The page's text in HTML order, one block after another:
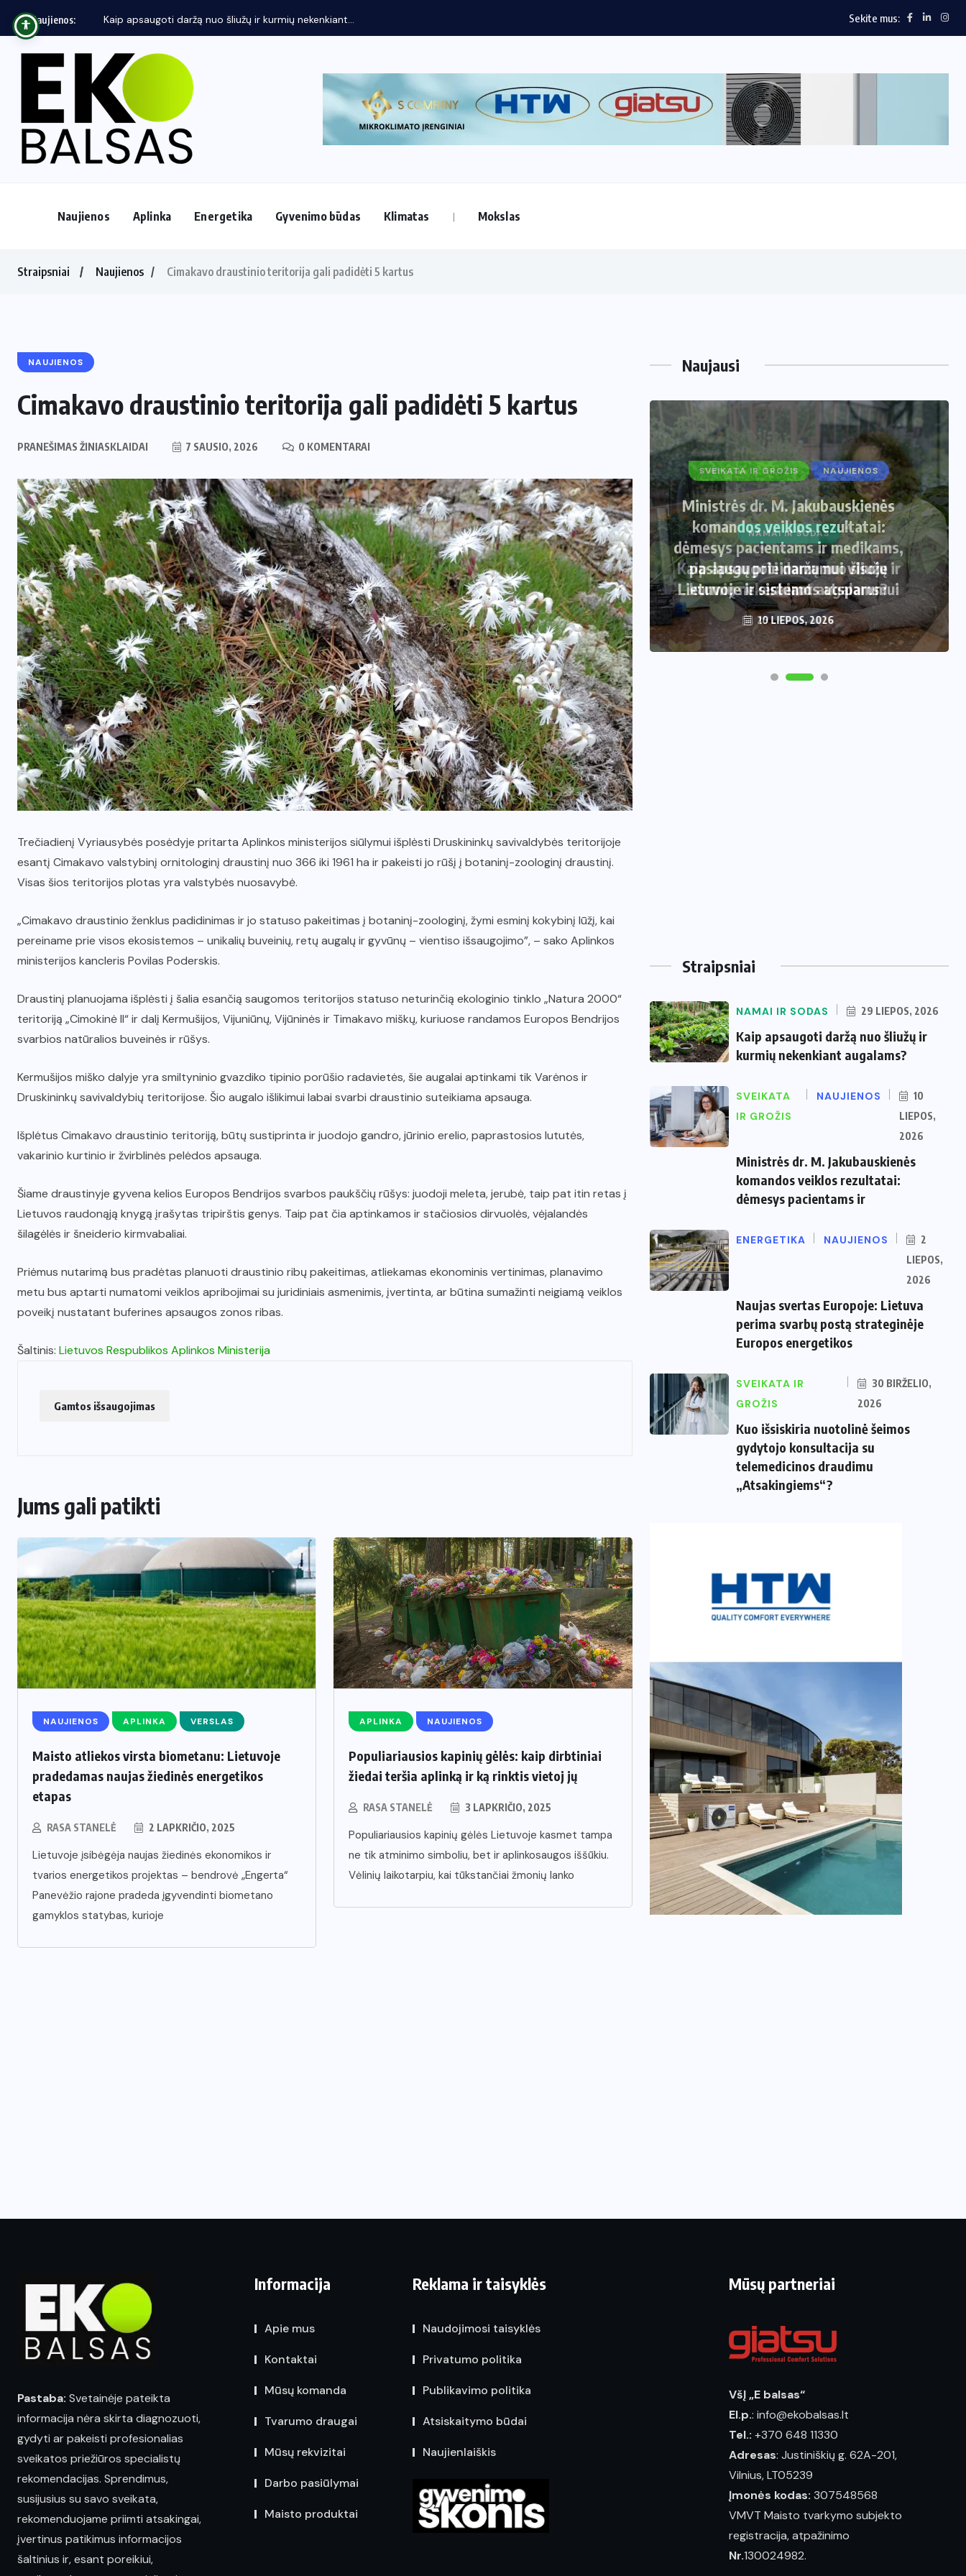
Naujienos: Kaip apsaugoti daržą nuo šliužų ir kurmių nekenkiant... Sekite mus:
Naujienos Aplinka Energetika Gyvenimo būdas Klimatas Mokslas
Straipsniai Naujienos Cimakavo draustinio teritorija gali padidėti 5 kartus
NAUJIENOS
Cimakavo draustinio teritorija gali padidėti 5 kartus
PRANEŠIMAS ŽINIASKLAIDAI 7 SAUSIO, 2026 0 KOMENTARAI
Trečiadienį Vyriausybės posėdyje pritarta Aplinkos ministerijos siūlymui išplėsti Druskininkų savivaldybės teritorijoje
esantį Cimakavo valstybinį ornitologinį draustinį nuo 366 iki 1961 ha ir pakeisti jo rūšį į botaninį-zoologinį draustinį.
Visas šios teritorijos plotas yra valstybės nuosavybė.
„Cimakavo draustinio ženklus padidinimas ir jo statuso pakeitimas į botaninį-zoologinį, žymi esminį kokybinį lūžį, kai
pereiname prie visos ekosistemos – unikalių buveinių, retų augalų ir gyvūnų – vientiso išsaugojimo”, – sako Aplinkos
ministerijos kancleris Povilas Poderskis.
Draustinį planuojama išplėsti į šalia esančią saugomos teritorijos statuso neturinčią ekologinio tinklo „Natura 2000“
teritoriją „Cimokinė II“ ir dalį Kermušijos, Vijuniūnų, Vijūninės ir Timakavo miškų, kuriuose randamos Europos Bendrijos
svarbios natūralios buveinės ir rūšys.
Kermušijos miško dalyje yra smiltyninio gvazdiko tipinio porūšio radavietės, šie augalai aptinkami tik Varėnos ir
Druskininkų savivaldybių teritorijose. Šio augalo išlikimui labai svarbi draustinio suteikiama apsauga.
Išplėtus Cimakavo draustinio teritoriją, būtų sustiprinta ir juodojo gandro, jūrinio erelio, paprastosios lututės,
vakarinio kurtinio ir žvirblinės pelėdos apsauga.
Šiame draustinyje gyvena kelios Europos Bendrijos svarbos paukščių rūšys: juodoji meleta, jerubė, taip pat itin retas į
Lietuvos raudonąją knygą įrašytas tripirštis genys. Taip pat čia aptinkamos ir stačiosios dirvuolės, vėjalandės
šilagėlės ir šneiderio kirmvabaliai.
Priėmus nutarimą bus pradėtas planuoti draustinio ribų pakeitimas, atliekamas ekonominis vertinimas, planavimo
metu bus aptarti numatomi veiklos apribojimai su juridiniais asmenimis, įvertinta, ar būtina sumažinti neigiamą veiklos
poveikį nustatant buferines apsaugos zonos ribas.
Šaltinis: Lietuvos Respublikos Aplinkos Ministerija
Gamtos išsaugojimas
Jums gali patikti
NAUJIENOS APLINKA VERSLAS
Maisto atliekos virsta biometanu: Lietuvoje
pradedamas naujas žiedinės energetikos
etapas
RASA STANELĖ 2 LAPKRIČIO, 2025
Lietuvoje įsibėgėja naujas žiedinės ekonomikos ir
tvarios energetikos projektas – bendrovė „Engerta“
Panevėžio rajone pradeda įgyvendinti biometano
gamyklos statybas, kurioje
APLINKA NAUJIENOS
Populiariausios kapinių gėlės: kaip dirbtiniai
žiedai teršia aplinką ir ką rinktis vietoj jų
RASA STANELĖ 3 LAPKRIČIO, 2025
Populiariausios kapinių gėlės Lietuvoje kasmet tampa
ne tik atminimo simboliu, bet ir aplinkosaugos iššūkiu.
Vėlinių laikotarpiu, kai tūkstančiai žmonių lanko
Naujausi
ENERGETIKA NAUJIENOS
Naujas svertas Europoje: Lietuva
perima svarbų postą strateginėje
Europos energetikos asociacijoje
2 LIEPOS, 2026
NAMAI IR SODAS
Kaip apsaugoti daržą nuo šliužų ir
kurmių nekenkiant augalams?
29 LIEPOS, 2026
SVEIKATA IR GROŽIS NAUJIENOS
Ministrės dr. M. Jakubauskienės
komandos veiklos rezultatai:
dėmesys pacientams ir medikams,
paslaugų prieinamumui visoje
Lietuvoje ir sistemos atsparumui
10 LIEPOS, 2026
Straipsniai
NAMAI IR SODAS 29 LIEPOS, 2026
Kaip apsaugoti daržą nuo šliužų ir
kurmių nekenkiant augalams?
SVEIKATA
IR GROŽIS
NAUJIENOS
10
LIEPOS,
2026
Ministrės dr. M. Jakubauskienės
komandos veiklos rezultatai:
dėmesys pacientams ir
ENERGETIKA NAUJIENOS
2
LIEPOS,
2026
Naujas svertas Europoje: Lietuva
perima svarbų postą strateginėje
Europos energetikos
SVEIKATA IR
GROŽIS
30 BIRŽELIO,
2026
Kuo išsiskiria nuotolinė šeimos
gydytojo konsultacija su
telemedicinos draudimu
„Atsakingiems“?
Pastaba: Svetainėje pateikta
informacija nėra skirta diagnozuoti,
gydyti ar pakeisti profesionalias
sveikatos priežiūros specialistų
rekomendacijas. Sprendimus,
susijusius su savo sveikata,
rekomenduojame priimti atsakingai,
įvertinus patikimus informacijos
šaltinius ir, esant poreikiui,
Informacija
Apie mus
Kontaktai
Mūsų komanda
Tvarumo draugai
Mūsų rekvizitai
Darbo pasiūlymai
Maisto produktai
Reklama ir taisyklės
Naudojimosi taisyklės
Privatumo politika
Publikavimo politika
Atsiskaitymo būdai
Naujienlaiškis
Mūsų partneriai
VšĮ „E balsas“
El.p.: info@ekobalsas.lt
Tel.: +370 648 11330
Adresas: Justiniškių g. 62A-201,
Vilnius, LT05239
Įmonės kodas: 307548568
VMVT Maisto tvarkymo subjekto
registracija, atpažinimo
Nr.130024982.